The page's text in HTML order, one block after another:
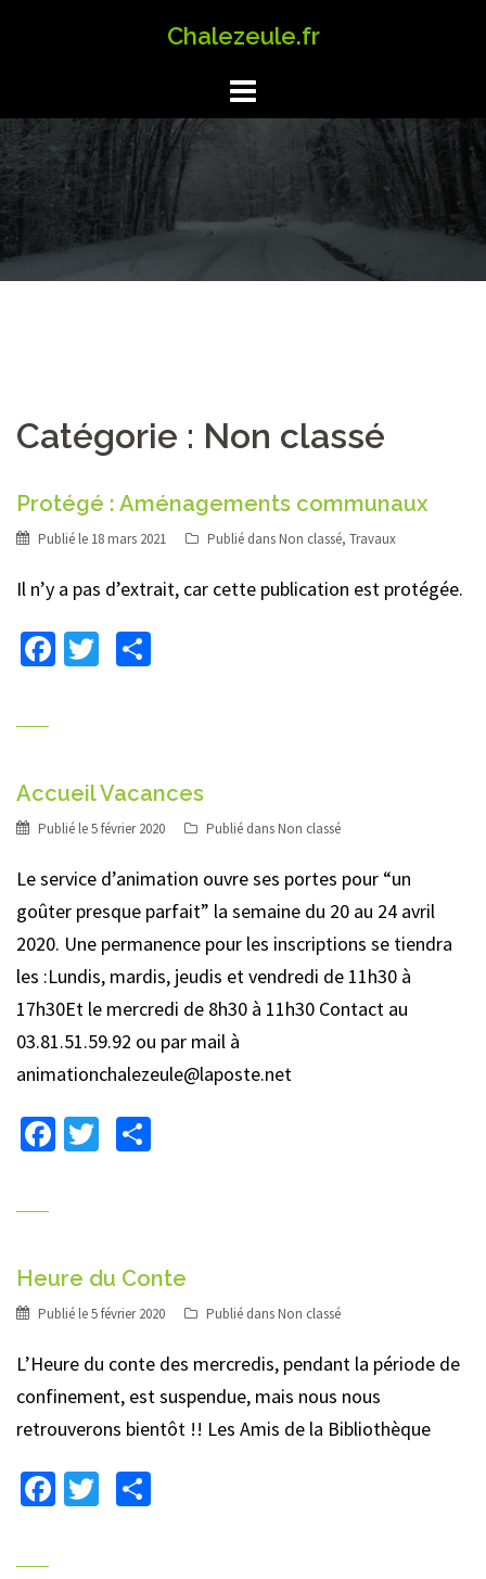
Chalezeule.fr
Catégorie : Non classé
Protégé : Aménagements communaux
Publié le 18 mars 2021 Publié dans Non classé, Travaux
Il n’y a pas d’extrait, car cette publication est protégée.
Facebook
Twitter
Accueil Vacances
Publié le5 février 2020 Publié dans Non classé
Le service d’animation ouvre ses portes pour “un
goûter presque parfait” la semaine du 20 au 24 avril
2020. Une permanence pour les inscriptions se tiendra
les :Lundis, mardis, jeudis et vendredi de 11h30 à
17h30Et le mercredi de 8h30 à 11h30 Contact au
03.81.51.59.92 ou par mail à
animationchalezeule@laposte.net
Facebook
Twitter
Heure du Conte
Publié le5 février 2020 Publié dans Non classé
L’Heure du conte des mercredis, pendant la période de
confinement, est suspendue, mais nous nous
retrouverons bientôt !! Les Amis de la Bibliothèque
Facebook
Twitter